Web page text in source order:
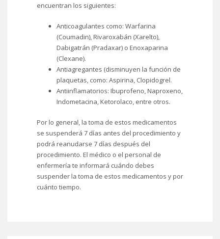
encuentran los siguientes:
Anticoagulantes como: Warfarina
(Coumadin), Rivaroxabán (Xarelto),
Dabigatrán (Pradaxar) o Enoxaparina
(Clexane).
Antiagregantes (disminuyen la función de
plaquetas, como: Aspirina, Clopidogrel.
Antiinflamatorios: Ibuprofeno, Naproxeno,
Indometacina, Ketorolaco, entre otros.
Por lo general, la toma de estos medicamentos
se suspenderá 7 días antes del procedimiento y
podrá reanudarse 7 días después del
procedimiento. El médico o el personal de
enfermería te informará cuándo debes
suspender la toma de estos medicamentos y por
cuánto tiempo.